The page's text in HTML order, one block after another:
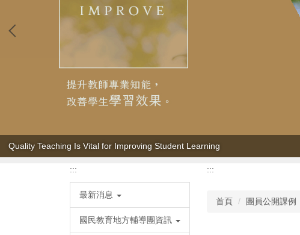
Quality Teaching Is Vital for Improving Student Learning
:::
最新消息
國民教育地方輔導團資訊
:::
首頁 團員公開課例